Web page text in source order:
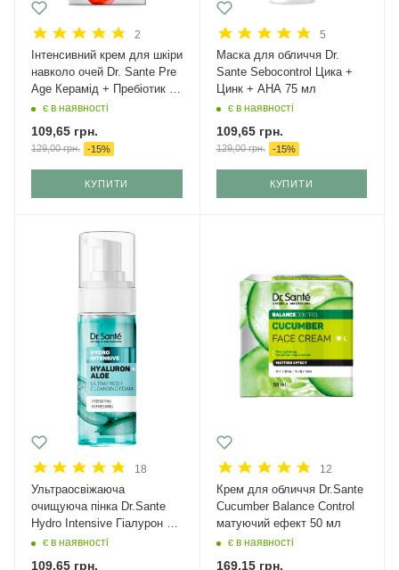
2
Інтенсивний крем для шкіри
навколо очей Dr. Sante Pre
Age Керамід + Пребіотик 15
млє в наявності
109,65 грн.
129,00грн. -15%
КУПИТИ
5
Маска для обличчя Dr.
Sante Sebocontrol Цика +
Цинк + АНА 75 мл
є в наявності
109,65грн.
129,00грн. -15%
КУПИТИ
18
Ультраосвіжаюча
очищуюча пінка Dr.Sante
Hydro Intensive Гіалурон +
Алое 150 мл
є в наявності
109,65 грн.
12
Крем для обличчя Dr.Sante
Cucumber Balance Control
матуючий ефект 50 мл
є в наявності
169,15грн.